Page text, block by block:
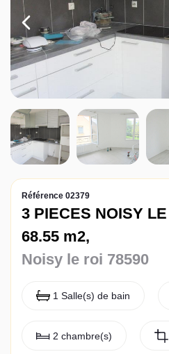
Gestion
Estimation
Agence
Actualités
Contact
Référence 02379
3 PIECES NOISY
68.55 m2,
Noisy le roi 78590
1 Salle(s) de bain
2 chambre(s)